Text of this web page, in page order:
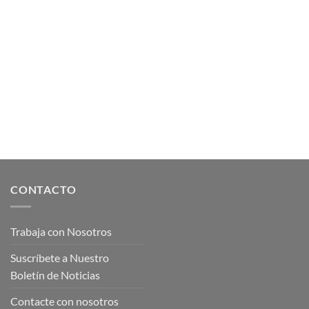
CONTACTO
Trabaja con Nosotros
Suscríbete a Nuestro
Boletín de Noticias
Contacte con nosotros